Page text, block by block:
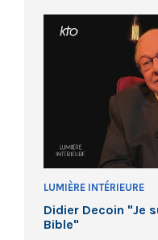
LUMIÈRE INTÉRIEURE
Didier Decoin "Je
Bible"